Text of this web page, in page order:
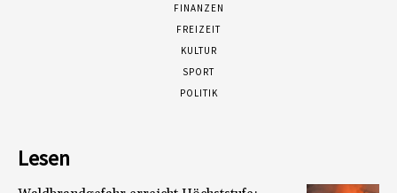
FINANZEN
FREIZEIT
KULTUR
SPORT
POLITIK
Lesen